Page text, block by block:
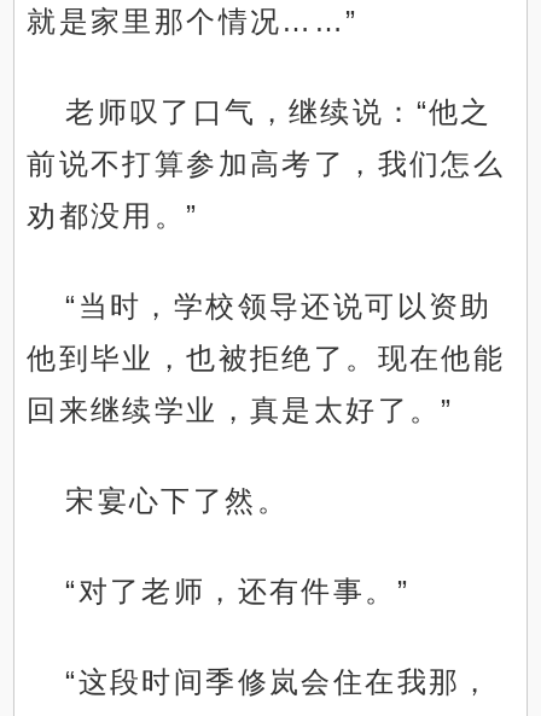
就是家里那个情况……”
老师叹了口气，继续说：“他之
前说不打算参加高考了，我们怎么
劝都没用。”
“当时，学校领导还说可以资助
他到毕业，也被拒绝了。现在他能
回来继续学业，真是太好了。”
宋宴心下了然。
“对了老师，还有件事。”
“这段时间季修岚会住在我那，